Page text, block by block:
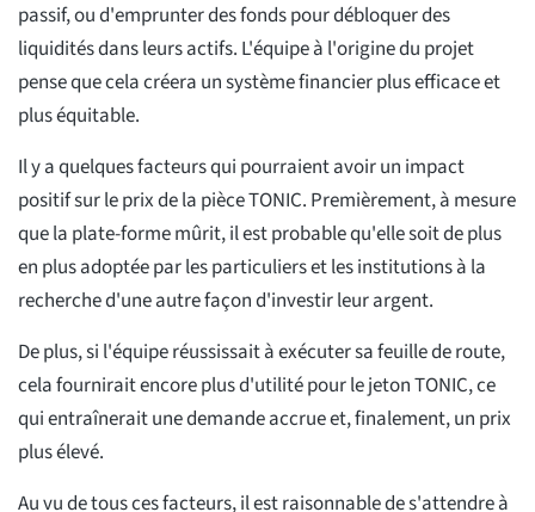
passif, ou d'emprunter des fonds pour débloquer des
liquidités dans leurs actifs. L'équipe à l'origine du projet
pense que cela créera un système financier plus efficace et
plus équitable.
Il y a quelques facteurs qui pourraient avoir un impact
positif sur le prix de la pièce TONIC. Premièrement, à mesure
que la plate-forme mûrit, il est probable qu'elle soit de plus
en plus adoptée par les particuliers et les institutions à la
recherche d'une autre façon d'investir leur argent.
De plus, si l'équipe réussissait à exécuter sa feuille de route,
cela fournirait encore plus d'utilité pour le jeton TONIC, ce
qui entraînerait une demande accrue et, finalement, un prix
plus élevé.
Au vu de tous ces facteurs, il est raisonnable de s'attendre à